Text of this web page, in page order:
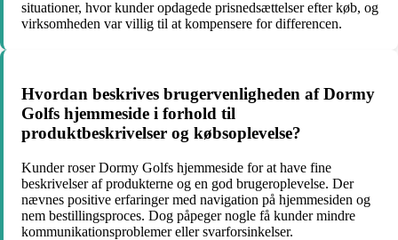
situationer, hvor kunder opdagede prisnedsættelser efter køb, og
virksomheden var villig til at kompensere for differencen.
Hvordan beskrives brugervenligheden af Dormy
Golfs hjemmeside i forhold til
produktbeskrivelser og købsoplevelse?
Kunder roser Dormy Golfs hjemmeside for at have fine
beskrivelser af produkterne og en god brugeroplevelse. Der
nævnes positive erfaringer med navigation på hjemmesiden og
nem bestillingsproces. Dog påpeger nogle få kunder mindre
kommunikationsproblemer eller svarforsinkelser.